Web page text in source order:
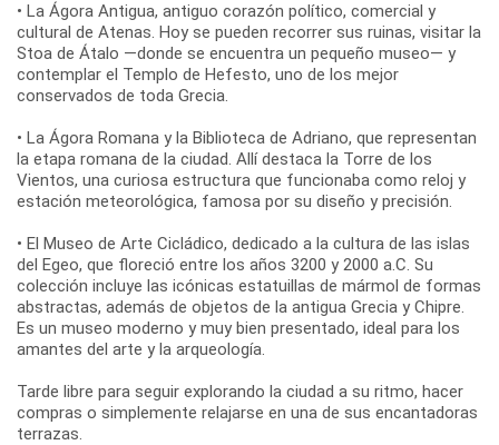
• La Ágora Antigua, antiguo corazón político, comercial y
cultural de Atenas. Hoy se pueden recorrer sus ruinas, visitar la
Stoa de Átalo —donde se encuentra un pequeño museo— y
contemplar el Templo de Hefesto, uno de los mejor
conservados de toda Grecia.
• La Ágora Romana y la Biblioteca de Adriano, que representan
la etapa romana de la ciudad. Allí destaca la Torre de los
Vientos, una curiosa estructura que funcionaba como reloj y
estación meteorológica, famosa por su diseño y precisión.
• El Museo de Arte Cicládico, dedicado a la cultura de las islas
del Egeo, que floreció entre los años 3200 y 2000 a.C. Su
colección incluye las icónicas estatuillas de mármol de formas
abstractas, además de objetos de la antigua Grecia y Chipre.
Es un museo moderno y muy bien presentado, ideal para los
amantes del arte y la arqueología.
Tarde libre para seguir explorando la ciudad a su ritmo, hacer
compras o simplemente relajarse en una de sus encantadoras
terrazas.